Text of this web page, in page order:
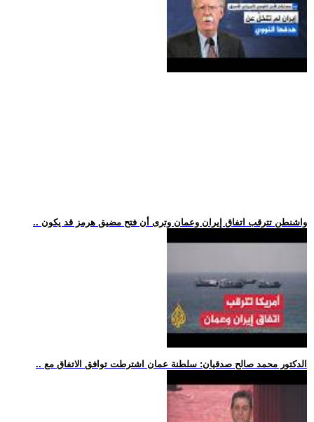
.. واشنطن تترقب اتفاق إيران وعمان وترى أن فتح مضيق هرمز قد يكون
.. الدكتور محمد صالح صدقيان: سلطنة عمان اشترطت توافق الاتفاق مع